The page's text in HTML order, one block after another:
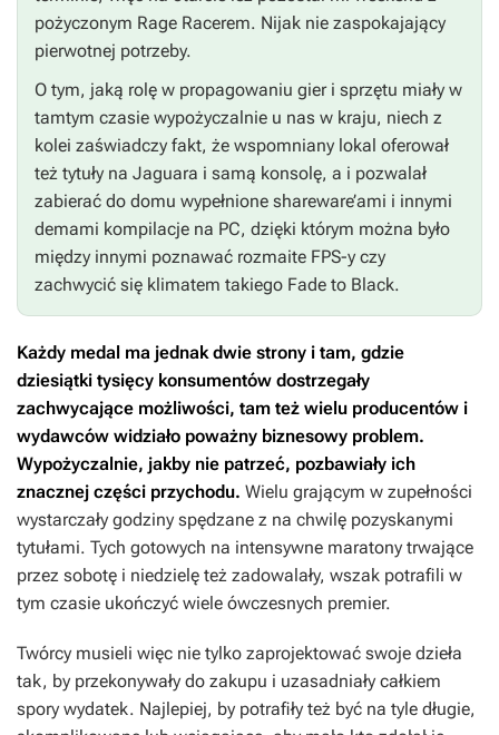
pożyczonym Rage Racerem. Nijak nie zaspokajający
pierwotnej potrzeby.
O tym, jaką rolę w propagowaniu gier i sprzętu miały w
tamtym czasie wypożyczalnie u nas w kraju, niech z
kolei zaświadczy fakt, że wspomniany lokal oferował
też tytuły na Jaguara i samą konsolę, a i pozwalał
zabierać do domu wypełnione shareware’ami i innymi
demami kompilacje na PC, dzięki którym można było
między innymi poznawać rozmaite FPS-y czy
zachwycić się klimatem takiego Fade to Black.
Każdy medal ma jednak dwie strony i tam, gdzie
dziesiątki tysięcy konsumentów dostrzegały
zachwycające możliwości, tam też wielu producentów i
wydawców widziało poważny biznesowy problem.
Wypożyczalnie, jakby nie patrzeć, pozbawiały ich
znacznej części przychodu. Wielu grającym w zupełności
wystarczały godziny spędzane z na chwilę pozyskanymi
tytułami. Tych gotowych na intensywne maratony trwające
przez sobotę i niedzielę też zadowalały, wszak potrafili w
tym czasie ukończyć wiele ówczesnych premier.
Twórcy musieli więc nie tylko zaprojektować swoje dzieła
tak, by przekonywały do zakupu i uzasadniały całkiem
spory wydatek. Najlepiej, by potrafiły też być na tyle długie,